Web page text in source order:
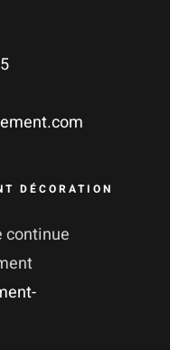
DÉCORATION
continue